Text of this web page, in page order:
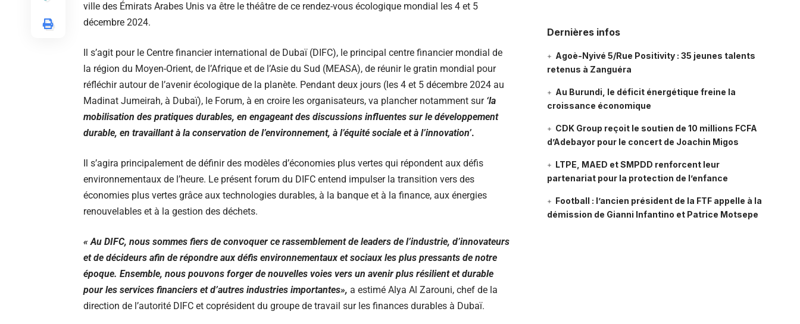
ville des Émirats Arabes Unis va être le théâtre de ce rendez-vous écologique mondial les 4 et 5
décembre 2024.
Il s’agit pour le Centre financier international de Dubaï (DIFC), le principal centre financier mondial de
la région du Moyen-Orient, de l’Afrique et de l’Asie du Sud (MEASA), de réunir le gratin mondial pour
réfléchir autour de l’avenir écologique de la planète. Pendant deux jours (les 4 et 5 décembre 2024 au
Madinat Jumeirah, à Dubaï), le Forum, à en croire les organisateurs, va plancher notamment sur ‘la
mobilisation des pratiques durables, en engageant des discussions influentes sur le développement
durable, en travaillant à la conservation de l’environnement, à l’équité sociale et à l’innovation’.
Il s’agira principalement de définir des modèles d’économies plus vertes qui répondent aux défis
environnementaux de l’heure. Le présent forum du DIFC entend impulser la transition vers des
économies plus vertes grâce aux technologies durables, à la banque et à la finance, aux énergies
renouvelables et à la gestion des déchets.
« Au DIFC, nous sommes fiers de convoquer ce rassemblement de leaders de l’industrie, d’innovateurs
et de décideurs afin de répondre aux défis environnementaux et sociaux les plus pressants de notre
époque. Ensemble, nous pouvons forger de nouvelles voies vers un avenir plus résilient et durable
pour les services financiers et d’autres industries importantes», a estimé Alya Al Zarouni, chef de la
direction de l’autorité DIFC et coprésident du groupe de travail sur les finances durables à Dubaï.
Dernières infos
Agoè-Nyivé 5/Rue Positivity : 35 jeunes talents
retenus à Zanguéra
Au Burundi, le déficit énergétique freine la
croissance économique
CDK Group reçoit le soutien de 10 millions FCFA
d’Adebayor pour le concert de Joachin Migos
LTPE, MAED et SMPDD renforcent leur
partenariat pour la protection de l’enfance
Football : l’ancien président de la FTF appelle à la
démission de Gianni Infantino et Patrice Motsepe